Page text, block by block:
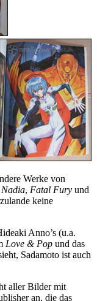
Werke von
Nadia, Fatal Fury und
keine
Anno’s (u.a.
Love & Pop und das
Sadamoto ist auch
aller Bilder mit
an, die das